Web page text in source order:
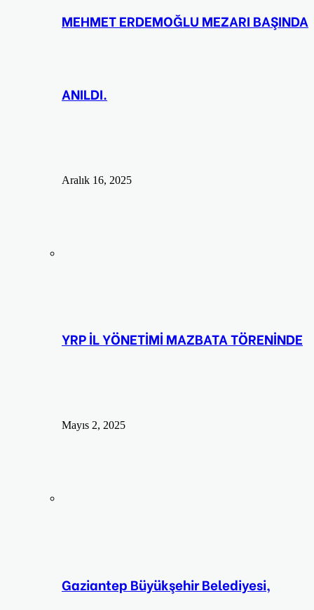
MEHMET ERDEMOĞLU MEZARI BAŞINDA
ANILDI.
Aralık 16, 2025
YRP İL YÖNETİMİ MAZBATA TÖRENİNDE
Mayıs 2, 2025
Gaziantep Büyükşehir Belediyesi,